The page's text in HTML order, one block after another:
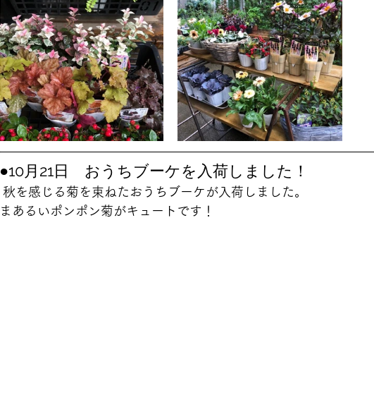
●10月21日　おうちブーケを入荷しました！
秋を感じる菊を束ねたおうちブーケが入荷しました。
まあるいポンポン菊がキュートです！